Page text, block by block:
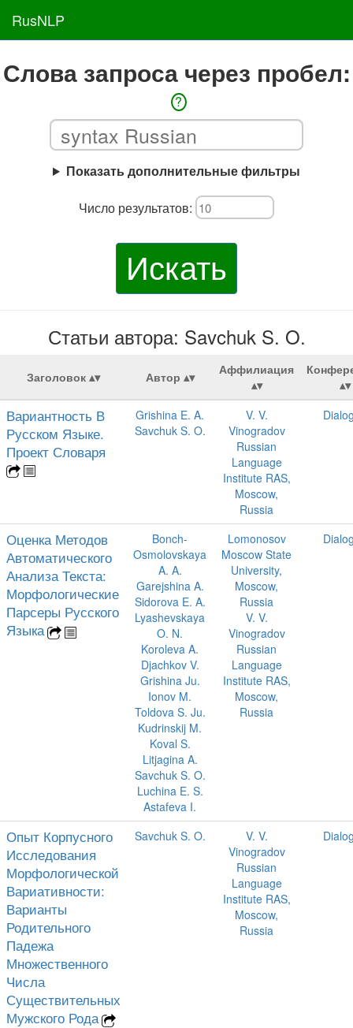
RusNLP
Слова запроса через пробел:
?
Показать дополнительные фильтры
Число результатов:
Искать
Статьи автора: Savchuk S. O.
Заголовок Автор Аффилиация
Вариантность В
Русском Языке.
Проект Словаря
Grishina E. A.
Savchuk S. O.
V. V.
Vinogradov
Russian
Language
Institute RAS,
Moscow,
Russia
Оценка Методов
Автоматического
Анализа Текста:
Морфологические
Парсеры Русского
Языка
Bonch-
Osmolovskaya
A. A.
Garejshina A.
Sidorova E. A.
Lyashevskaya
O. N.
Koroleva A.
Djachkov V.
Grishina Ju.
Ionov M.
Toldova S. Ju.
Kudrinskij M.
Koval S.
Litjagina A.
Savchuk S. O.
Luchina E. S.
Astafeva I.
Lomonosov
Moscow State
University,
Moscow,
Russia
V. V.
Vinogradov
Russian
Language
Institute RAS,
Moscow,
Russia
Опыт Корпусного
Исследования
Морфологической
Вариативности:
Варианты
Родительного
Падежа
Множественного
Числа
Существительных
Мужского Рода
Savchuk S. O.
V. V.
Vinogradov
Russian
Language
Institute RAS,
Moscow,
Russia